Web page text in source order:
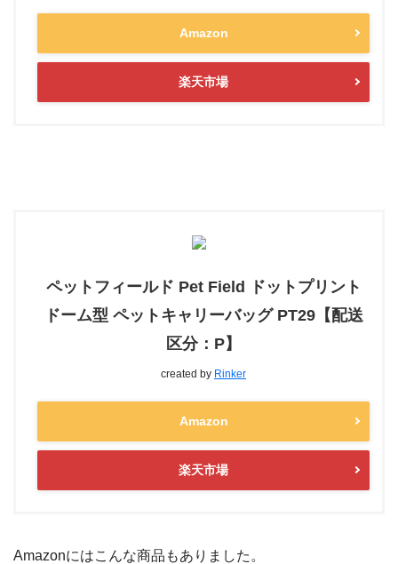
Amazon
楽天市場
ペットフィールド Pet Field ドットプリント
ドーム型 ペットキャリーバッグ PT29【配送
区分：P】
created by Rinker
Amazon
楽天市場
Amazonにはこんな商品もありました。